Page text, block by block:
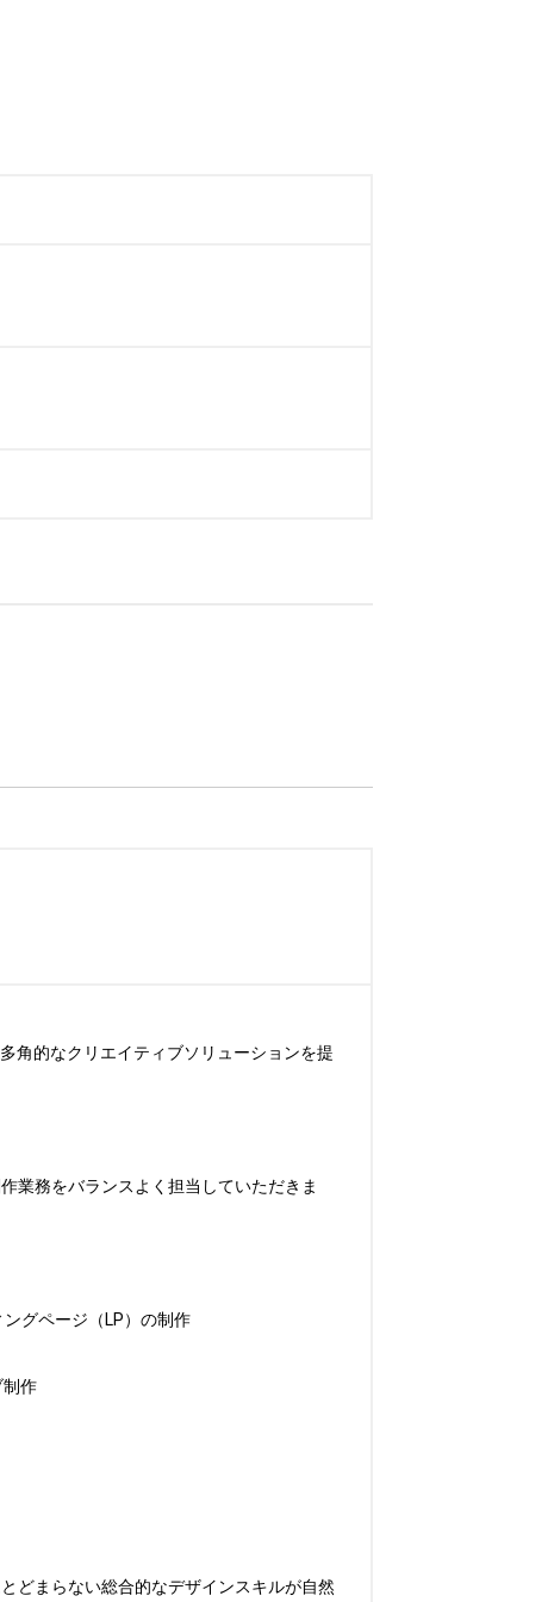
角的なクリエイティブソリューションを提
業務をバランスよく担当していただきま
グページ（LP）の制作
制作
どまらない総合的なデザインスキルが自然